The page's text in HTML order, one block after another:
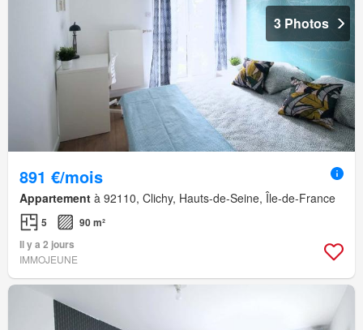
3 Photos
891 €/mois
Appartement à 92110, Clichy, Hauts-de-Seine, Île-de-France
5
90 m²
Il y a 2 jours
IMMOJEUNE